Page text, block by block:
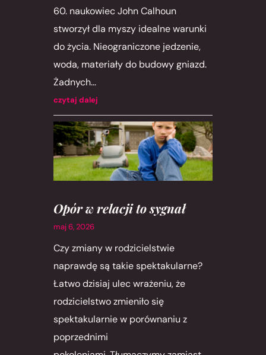
60. naukowiec John Calhoun
stworzył dla myszy idealne warunki
do życia. Nieograniczone jedzenie,
woda, materiały do budowy gniazd.
Żadnych...
czytaj dalej
Opór w relacji to sygnał
maj 6, 2026
Czy zmiany w rodzicielstwie
naprawdę są takie spektakularne?
Łatwo dzisiaj ulec wrażeniu, że
rodzicielstwo zmieniło się
spektakularnie w porównaniu z
poprzednimi